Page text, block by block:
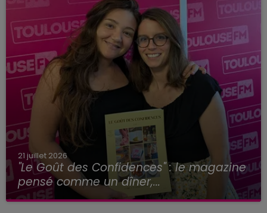
21 juillet 2026
"Le Goût des Confidences" : le magazine
pensé comme un dîner,...